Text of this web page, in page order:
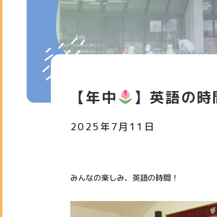
【年中 】英語の時
2025年7月11日
みんなの楽しみ、英語の時間！